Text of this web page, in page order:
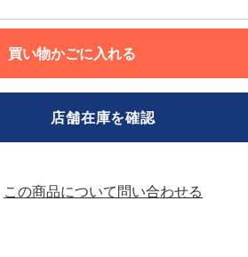
買い物かごに入れる
この商品について問い合わせる
店舗在庫を確認